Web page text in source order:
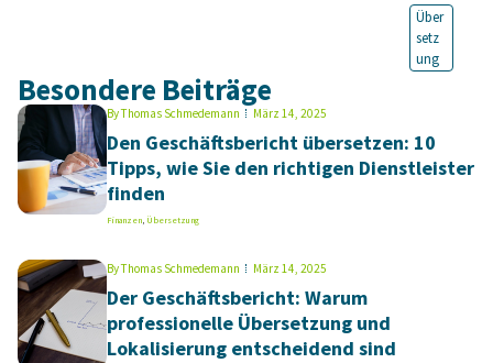
Über
setz
ung
Besondere Beiträge
ByThomas Schmedemann März 14, 2025
Den Geschäftsbericht übersetzen: 10
Tipps, wie Sie den richtigen Dienstleister
finden
Finanzen, Übersetzung
ByThomas Schmedemann März 14, 2025
Der Geschäftsbericht: Warum
professionelle Übersetzung und
Lokalisierung entscheidend sind